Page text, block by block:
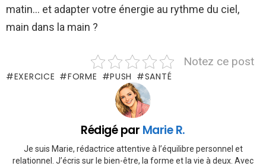
matin… et adapter votre énergie au rythme du ciel,
main dans la main ?
Notez ce post
EXERCICE FORME PUSH SANTÉ
Rédigé par Marie R.
Je suis Marie, rédactrice attentive à l’équilibre personnel et
relationnel. J’écris sur le bien-être, la forme et la vie à deux. Avec